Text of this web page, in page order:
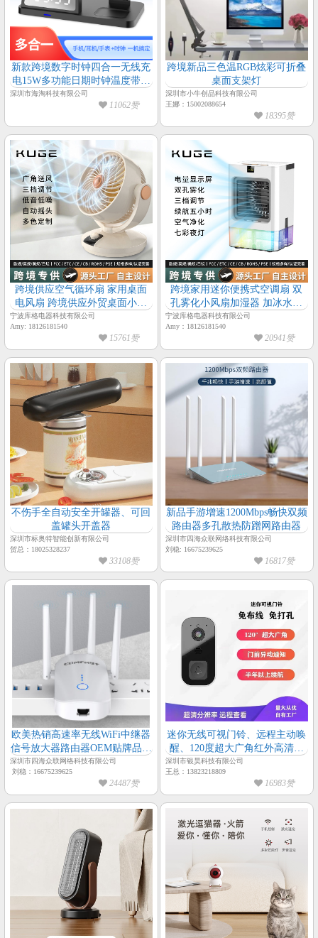
新款跨境数字时钟四合一无线充
电15W多功能日期时钟温度带手
机|耳机|手表无线充电
深圳市海淘科技有限公司
11062赞
跨境新品三色温RGB炫彩可折叠
桌面支架灯
深圳市小牛创品科技有限公司
王娜：15002088654
18395赞
跨境供应空气循环扇 家用桌面
电风扇 跨境供应外贸桌面小型
台扇
宁波库格电器科技有限公司
Amy: 18126181540
15761赞
跨境家用迷你便携式空调扇 双
孔雾化小风扇加湿器 加冰水冷
冷风机
宁波库格电器科技有限公司
Amy：18126181540
20941赞
不伤手全自动安全开罐器、可回
盖罐头开盖器
深圳市标奥特智能创新有限公司
贺总：18025328237
33108赞
新品手游增速1200Mbps畅快双频
路由器多孔散热防蹭网路由器
深圳市四海众联网络科技有限公司
刘稳: 16675239625
16817赞
欧美热销高速率无线WiFi中继器
信号放大器路由器OEM贴牌品牌
授权认证齐全
深圳市四海众联网络科技有限公司
刘稳：16675239625
24487赞
迷你无线可视门铃、远程主动唤
醒、120度超大广角红外高清夜
视超清分辨率、免布线半年超长
深圳市银昊科技有限公司
王总：13823218809
16983赞